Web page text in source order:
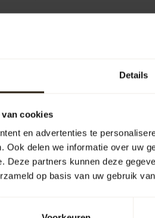
Details
cookies
en advertenties te
Ook delen we informatie over uw
Deze partners kunnen deze
op basis van uw gebruik
aanzienlijk. Ze
regenwater.
&